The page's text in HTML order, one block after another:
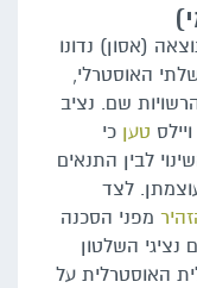
(אסון) נדונו
האוסטרלי,
שם. נציב
טען כי
לבין התנאים
לצד
מפני הסכנה
נציגי השלטון
האוסטרלית על